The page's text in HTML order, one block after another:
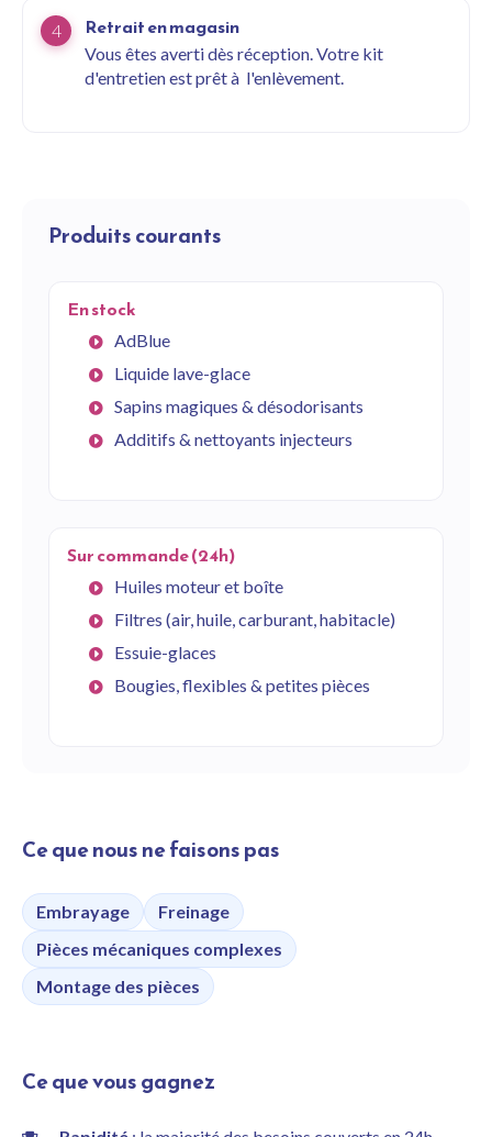
Retrait en magasin
Vous êtes averti dès réception. Votre kit
d'entretien est prêt à l'enlèvement.
Produits courants
En stock
AdBlue
Liquide lave-glace
Sapins magiques & désodorisants
Additifs & nettoyants injecteurs
Sur commande (24h)
Huiles moteur et boîte
Filtres (air, huile, carburant, habitacle)
Essuie-glaces
Bougies, flexibles & petites pièces
Ce que nous ne faisons pas
Embrayage
Freinage
Pièces mécaniques complexes
Montage des pièces
Ce que vous gagnez